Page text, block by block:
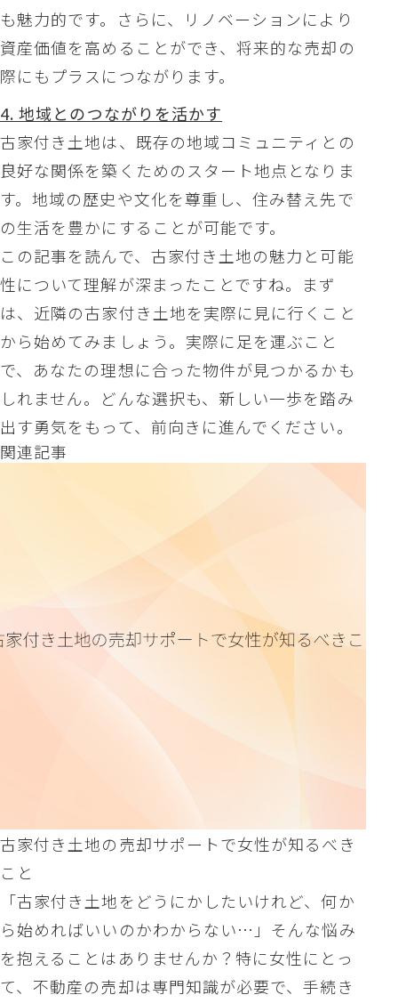
も魅力的です。さらに、リノベーションにより
資産価値を高めることができ、将来的な売却の
際にもプラスにつながります。
4. 地域とのつながりを活かす
古家付き土地は、既存の地域コミュニティとの
良好な関係を築くためのスタート地点となりま
す。地域の歴史や文化を尊重し、住み替え先で
の生活を豊かにすることが可能です。
この記事を読んで、古家付き土地の魅力と可能
性について理解が深まったことですね。まず
は、近隣の古家付き土地を実際に見に行くこと
から始めてみましょう。実際に足を運ぶこと
で、あなたの理想に合った物件が見つかるかも
しれません。どんな選択も、新しい一歩を踏み
出す勇気をもって、前向きに進んでください。
関連記事
古家付き土地の売却サポートで女性が知るべき
こと
「古家付き土地をどうにかしたいけれど、何か
ら始めればいいのかわからない…」そんな悩み
を抱えることはありませんか？特に女性にとっ
て、不動産の売却は専門知識が必要で、手続き